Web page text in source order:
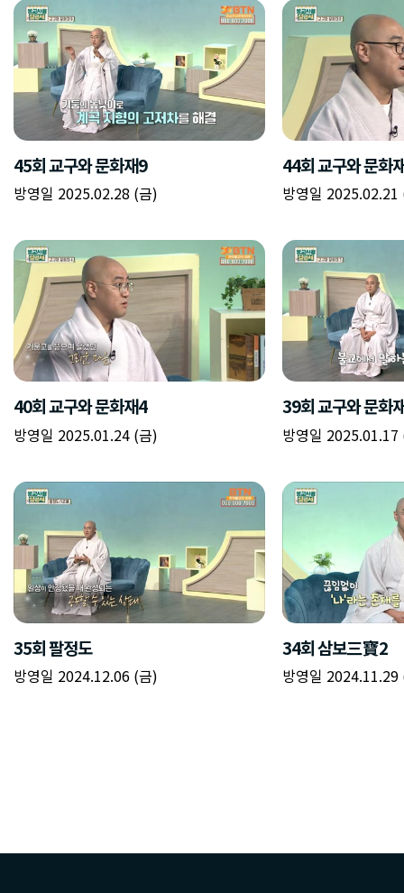
45회 교구와 문화재9
방영일 2025.02.28 (금)
44회 교구와 문화
방영일 2025.02.21
40회 교구와 문화재4
방영일 2025.01.24 (금)
39회 교구와 문화
방영일 2025.01.17
35회 팔정도
방영일 2024.12.06 (금)
34회 삼보三寶2
방영일 2024.11.29